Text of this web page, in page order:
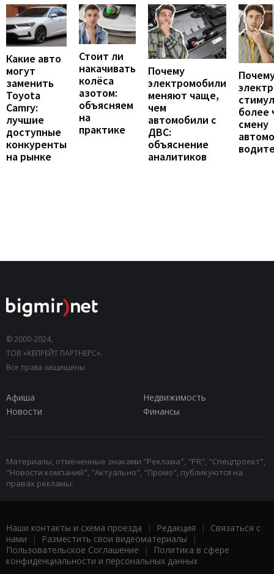
Какие авто
могут
заменить
Toyota
Camry:
лучшие
доступные
конкуренты
на рынке
Стоит ли
накачивать
колёса
азотом:
объясняем
на
практике
Почему
электромобили
меняют чаще,
чем
автомобили с
ДВС:
объяснение
аналитиков
более
смену
© 2000-2024,
ТОВ «КЕПРЕЙТ ПАРТНЕРС».
Все права защищены.
Афиша
Недвижимость
Новости
Финансы
Материалы, отмеченные знаками "Реклама", "PR", "Спецпроект",
"Новости компаний", "Актуально", "Промо", публикуются на
правах рекламы.
Наши контакты и схема проезда | Редакция | Связаться с
нами | Разместить свои видеоматериалы |
Пользовательское Соглашение |
Политика в сфере
конфиденциальности и персональных данных